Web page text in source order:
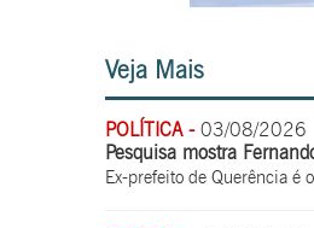
Veja Mais
POLÍTICA -03/08/2026
Pesquisa mostra
Ex-prefeito de Querência é